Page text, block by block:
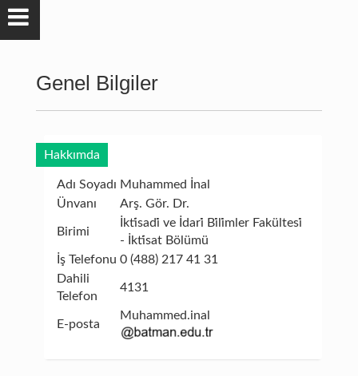
Genel Bilgiler
Hakkımda
Adı Soyadı Muhammed İnal
Ünvanı
Arş. Gör. Dr.
Birimi
İkti̇sadi̇ ve İdari̇ Bi̇li̇mler Fakültesi̇
- İkti̇sat Bölümü
İş Telefonu 0 (488) 217 41 31
Dahili
Telefon
4131
E-posta
Muhammed.inal